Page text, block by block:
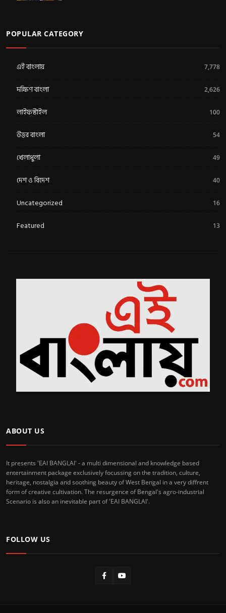
POPULAR CATEGORY
এই বাংলায় 7,778
দক্ষিণ বাংলা 2,626
লাইফস্টাইল 100
উত্তর বাংলা 54
খেলাধুলা 49
দেশ ও বিদেশ 40
Uncategorized 16
Featured 13
ABOUT US
It presents 'EAI BANGLAI' - a multi dimensional and knowledge based
entertainment package exclusively focussing on the tradition, culture,
heritage, nostalgia and soothing beauty of West Bengal in a very diffrent
form of creative cultivation. The resurgence of Bengal's agro-industrial
Scenario is also an inevitable part of 'EAI BANGLAI'.
FOLLOW US